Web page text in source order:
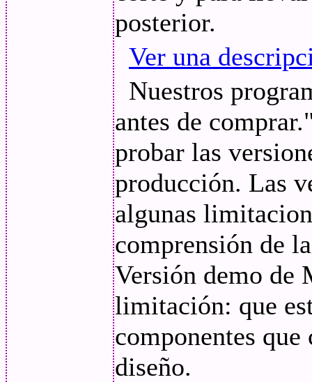
posterior.
Ver una
Nuestros
antes de
probar las
producción. Las
algunas
comprensión de
Versión demo de
limitación: que
componentes
diseño.